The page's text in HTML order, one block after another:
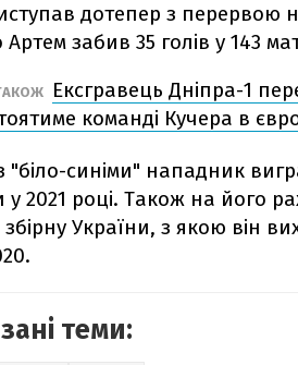
дотепер з перервою
забив 35 голів у 143
Ексгравець Дніпра-1
команді Кучера в
"біло-синіми" нападник
у 2021 році. Також на його
збірну України, з якою він
теми: